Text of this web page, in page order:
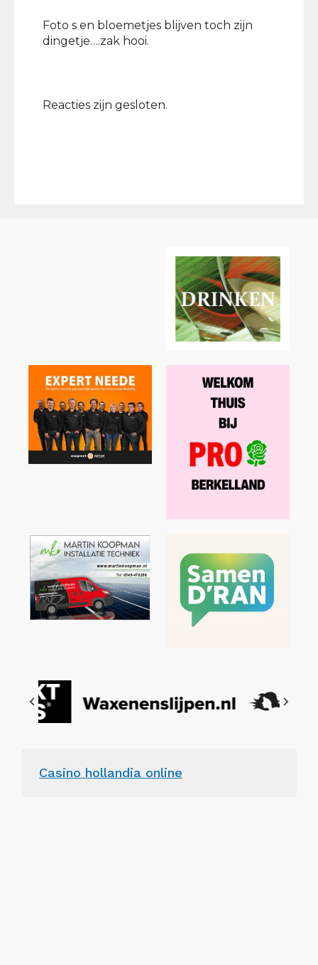
Foto s en bloemetjes blijven toch zijn
dingetje….zak hooi.
Reacties zijn gesloten.
Casino hollandia online